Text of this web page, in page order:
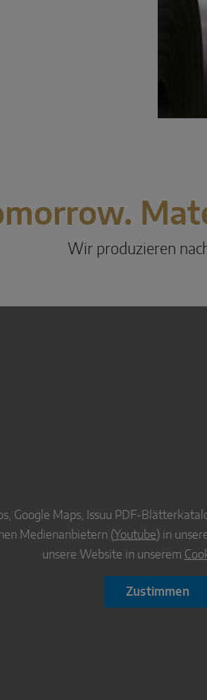
Wir produzieren
Google Maps, Issuu PDF-
Medienanbietern (Youtube) in
unsere Website in unserem
Zustimmen